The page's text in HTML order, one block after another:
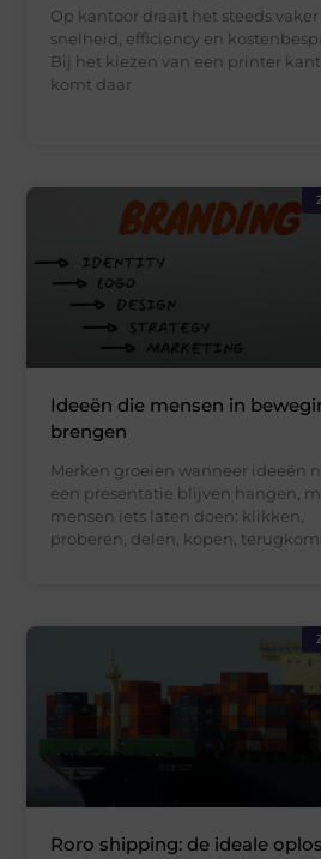
Op kantoor draait het steeds
snelheid, efficiency en
Bij het kiezen van een printer
komt daar
Ideeën die mensen in
brengen
Merken groeien wanneer ideeën
een presentatie blijven hangen,
mensen iets laten doen: klikken,
proberen, delen, kopen,
Roro shipping: de ideale